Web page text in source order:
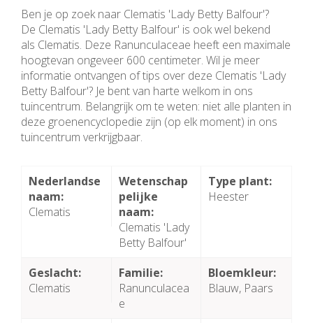
Ben je op zoek naar Clematis 'Lady Betty Balfour'?
De Clematis 'Lady Betty Balfour' is ook wel bekend
als Clematis. Deze Ranunculaceae heeft een maximale
hoogtevan ongeveer 600 centimeter. Wil je meer
informatie ontvangen of tips over deze Clematis 'Lady
Betty Balfour'? Je bent van harte welkom in ons
tuincentrum. Belangrijk om te weten: niet alle planten in
deze groenencyclopedie zijn (op elk moment) in ons
tuincentrum verkrijgbaar.
Nederlandse
naam:
Clematis
Wetenschap
pelijke
naam:
Clematis 'Lady
Betty Balfour'
Type plant:
Heester
Geslacht:
Clematis
Familie:
Ranunculacea
e
Bloemkleur:
Blauw, Paars